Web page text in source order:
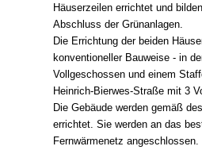
Häuserzeilen errichtet und
Abschluss der Grünanlagen.
Die Errichtung der beiden
konventioneller Bauweise - in
Vollgeschossen und einem
Heinrich-Bierwes-Straße mit 3
Die Gebäude werden gemäß
errichtet. Sie werden an das
Fernwärmenetz angeschlossen.